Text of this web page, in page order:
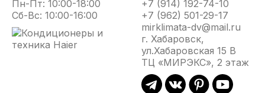
Пн-Пт: 10:00-18:00
Сб-Вс: 10:00-16:00
+7 (914) 192-74-10
+7 (962) 501-29-17
mirklimata-dv@mail.ru
г. Хабаровск,
ул.Хабаровская 15 В
ТЦ «МИРЭКС», 2 этаж